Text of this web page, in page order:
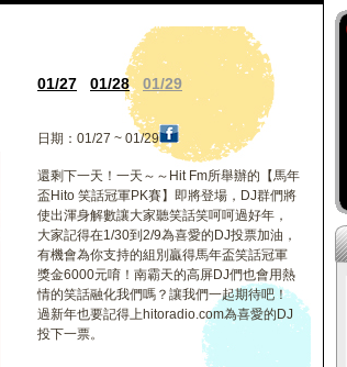
01/27 01/28 01/29
日期：01/27 ~ 01/29
還剩下一天！一天～～Hit Fm所舉辦的【馬年
盃Hito 笑話冠軍PK賽】即將登場，DJ群們將
使出渾身解數讓大家聽笑話笑呵呵過好年，
大家記得在1/30到2/9為喜愛的DJ投票加油，
有機會為你支持的組別贏得馬年盃笑話冠軍
獎金6000元唷！南霸天的高屏DJ們也會用熱
情的笑話融化我們嗎？讓我們一起期待吧！
過新年也要記得上hitoradio.com為喜愛的DJ
投下一票。